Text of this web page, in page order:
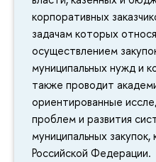
корпоративных
задачам которых
осуществлением
муниципальных нужд и
также проводит
ориентированные
проблем и развития
муниципальных
Российской Федерации.